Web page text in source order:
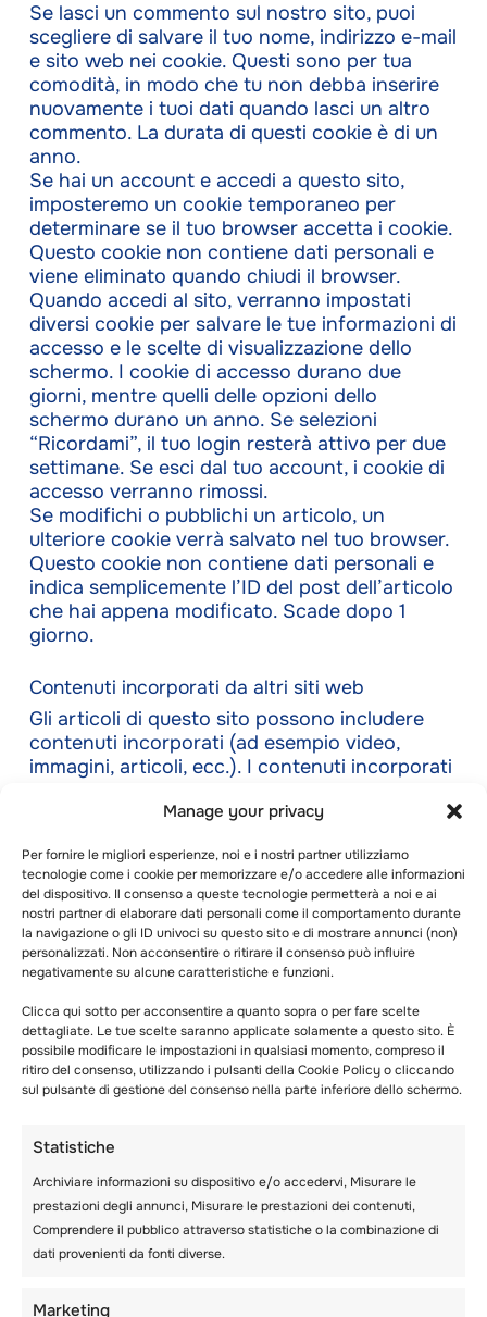
Manage your privacy
Per fornire le migliori esperienze, noi e i nostri partner utilizziamo
tecnologie come i cookie per memorizzare e/o accedere alle informazioni
del dispositivo. Il consenso a queste tecnologie permetterà a noi e ai
nostri partner di elaborare dati personali come il comportamento durante
la navigazione o gli ID univoci su questo sito e di mostrare annunci (non)
personalizzati. Non acconsentire o ritirare il consenso può influire
negativamente su alcune caratteristiche e funzioni.
Clicca qui sotto per acconsentire a quanto sopra o per fare scelte
dettagliate. Le tue scelte saranno applicate solamente a questo sito. È
possibile modificare le impostazioni in qualsiasi momento, compreso il
ritiro del consenso, utilizzando i pulsanti della Cookie Policy o cliccando
sul pulsante di gestione del consenso nella parte inferiore dello schermo.
Statistiche
Archiviare informazioni su dispositivo e/o accedervi, Misurare le
prestazioni degli annunci, Misurare le prestazioni dei contenuti,
Comprendere il pubblico attraverso statistiche o la combinazione di
dati provenienti da fonti diverse.
Marketing
Se lasci un commento sul nostro sito, puoi
scegliere di salvare il tuo nome, indirizzo e-mail
e sito web nei cookie. Questi sono per tua
comodità, in modo che tu non debba inserire
nuovamente i tuoi dati quando lasci un altro
commento. La durata di questi cookie è di un
anno.
Se hai un account e accedi a questo sito,
imposteremo un cookie temporaneo per
determinare se il tuo browser accetta i cookie.
Questo cookie non contiene dati personali e
viene eliminato quando chiudi il browser.
Quando accedi al sito, verranno impostati
diversi cookie per salvare le tue informazioni di
accesso e le scelte di visualizzazione dello
schermo. I cookie di accesso durano due
giorni, mentre quelli delle opzioni dello
schermo durano un anno. Se selezioni
“Ricordami”, il tuo login resterà attivo per due
settimane. Se esci dal tuo account, i cookie di
accesso verranno rimossi.
Se modifichi o pubblichi un articolo, un
ulteriore cookie verrà salvato nel tuo browser.
Questo cookie non contiene dati personali e
indica semplicemente l’ID del post dell’articolo
che hai appena modificato. Scade dopo 1
giorno.
Contenuti incorporati da altri siti web
Gli articoli di questo sito possono includere
contenuti incorporati (ad esempio video,
immagini, articoli, ecc.). I contenuti incorporati
come se il visitatore avesse visitato l’altro sito
Questi siti web possono raccogliere dati su di
te, utilizzare cookie, incorporare un
tracciamento aggiuntivo di terze parti e
monitorare la tua interazione con i contenuti
incorporati, compreso il tracciamento della tua
interazione con i contenuti incorporati se hai
un account e sei connesso a quel sito web.
Per quanto tempo conserviamo i
tuoi dati
Se lasci un commento, il commento e i relativi
metadati vengono conservati a tempo
indeterminato. In questo modo possiamo
riconoscere e approvare automaticamente i
commenti successivi invece di tenerli in coda